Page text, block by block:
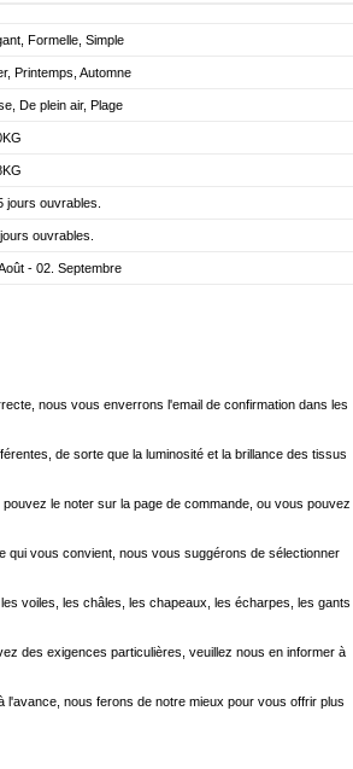
Formelle, Simple
Printemps, Automne
De plein air, Plage
jours ouvrables.
ouvrables.
- 02. Septembre
nous vous enverrons l'email de confirmation dans les
de sorte que la luminosité et la brillance des tissus
le noter sur la page de commande, ou vous pouvez
qui vous convient, nous vous suggérons de sélectionner
voiles, les châles, les chapeaux, les écharpes, les gants
des exigences particulières, veuillez nous en informer à
nous ferons de notre mieux pour vous offrir plus